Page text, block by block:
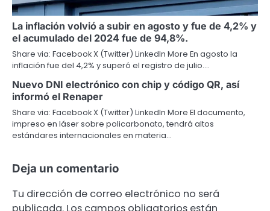
La inflación volvió a subir en agosto y fue de 4,2% y
el acumulado del 2024 fue de 94,8%.
Share via: Facebook X (Twitter) LinkedIn More En agosto la
inflación fue del 4,2% y superó el registro de julio.…
Nuevo DNI electrónico con chip y código QR, así
informó el Renaper
Share via: Facebook X (Twitter) LinkedIn More El documento,
impreso en láser sobre policarbonato, tendrá altos
estándares internacionales en materia…
Deja un comentario
Tu dirección de correo electrónico no será